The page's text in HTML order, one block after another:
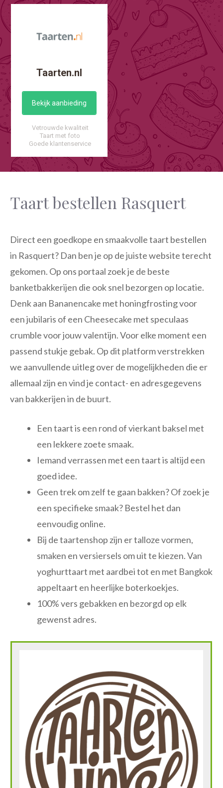
Taarten.nl
Bekijk aanbieding
Vetrouwde kwaliteit
Taart met foto
Goede klantenservice
Taart bestellen Rasquert
Direct een goedkope en smaakvolle taart bestellen
in Rasquert? Dan ben je op de juiste website terecht
gekomen. Op ons portaal zoek je de beste
banketbakkerijen die ook snel bezorgen op locatie.
Denk aan Bananencake met honingfrosting voor
een jubilaris of een Cheesecake met speculaas
crumble voor jouw valentijn. Voor elke moment een
passend stukje gebak. Op dit platform verstrekken
we aanvullende uitleg over de mogelijkheden die er
allemaal zijn en vind je contact- en adresgegevens
van bakkerijen in de buurt.
Een taart is een rond of vierkant baksel met
een lekkere zoete smaak.
Iemand verrassen met een taart is altijd een
goed idee.
Geen trek om zelf te gaan bakken? Of zoek je
een specifieke smaak? Bestel het dan
eenvoudig online.
Bij de taartenshop zijn er talloze vormen,
smaken en versiersels om uit te kiezen. Van
yoghurttaart met aardbei tot en met Bangkok
appeltaart en heerlijke boterkoekjes.
100% vers gebakken en bezorgd op elk
gewenst adres.